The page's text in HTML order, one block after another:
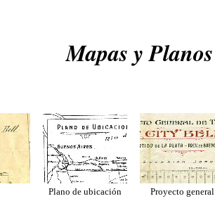
Mapas y Planos
Plano de ubicación Proyecto general